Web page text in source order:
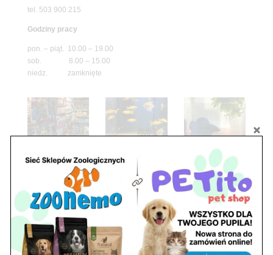
tel. 503 900 215
Godziny pracy
pon. – piąt. 10.00 – 19.00
sob. 8.00 – 15.00
niedz. zamknięte